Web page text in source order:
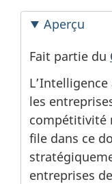
Aperçu
Fait partie du
les
compétitivité
file dans ce
entreprises